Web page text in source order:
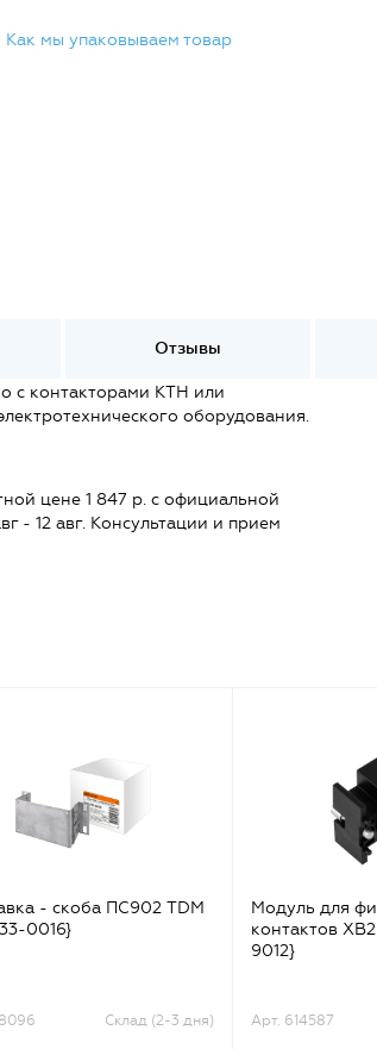
Как мы упаковываем товар
Отзывы
с контакторами КТН или
оборудования.
цене 1 847 р. с официальной
- 12 авг. Консультации и прием
- скоба ПС902 TDM
0016}
Склад (2-3 дня)
Модуль для
контактов
9012}
Арт. 614587